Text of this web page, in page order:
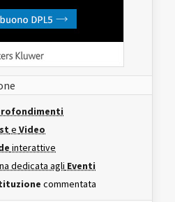
e Video
interattive
dedicata agli Eventi
commentata